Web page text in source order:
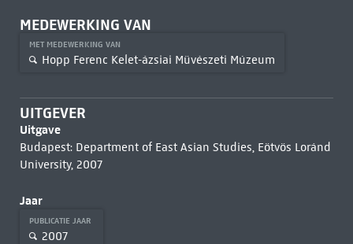
MEDEWERKING VAN
MET MEDEWERKING VAN
Hopp Ferenc Kelet-ázsiai Müvészeti Múzeum
UITGEVER
Uitgave
Budapest: Department of East Asian Studies, Eötvös Loránd
University, 2007
Jaar
PUBLICATIE JAAR
2007